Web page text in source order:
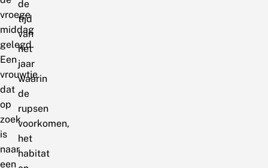
vroege
middag
gelegd.
Een
vrouwtje
dat
op
zoek
is
naar
een
de
tijd
van
het
jaar
waarin
de
rupsen
voorkomen,
het
habitat